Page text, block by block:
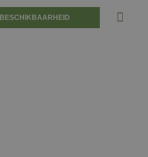
BESCHIKBAARHEID